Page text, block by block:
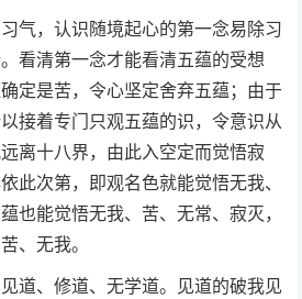
气，认识随境起心的第一念易除习
看清第一念才能看清五蕴的受想
定是苦，令心坚定舍弃五蕴；由于
接着专门只观五蕴的识，令意识从
离十八界，由此入空定而觉悟寂
此次第，即观名色就能觉悟无我、
也能觉悟无我、苦、无常、寂灭，
、无我。
道、修道、无学道。见道的破我见